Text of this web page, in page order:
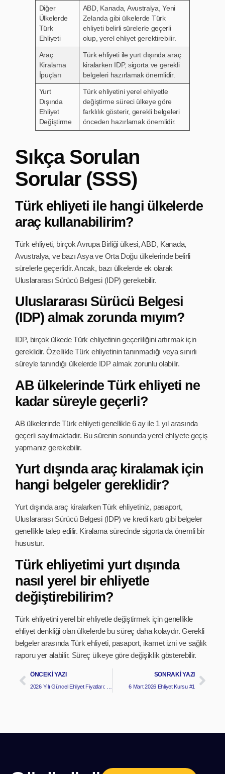
Diğer
Ülkelerde
Türk
Ehliyeti
ABD, Kanada, Avustralya, Yeni
Zelanda gibi ülkelerde Türk
ehliyeti belirli sürelerle geçerli
olup, yerel ehliyet gerektirebilir.
Araç
Kiralama
İpuçları
Türk ehliyeti ile yurt dışında araç
kiralarken IDP, sigorta ve gerekli
belgeleri hazırlamak önemlidir.
Yurt
Dışında
Ehliyet
Değiştirme
Türk ehliyetini yerel ehliyetle
değiştirme süreci ülkeye göre
farklılık gösterir, gerekli belgeleri
önceden hazırlamak önemlidir.
Sıkça Sorulan
Sorular (SSS)
Türk ehliyeti ile hangi ülkelerde
araç kullanabilirim?
Türk ehliyeti, birçok Avrupa Birliği ülkesi, ABD, Kanada,
Avustralya, ve bazı Asya ve Orta Doğu ülkelerinde belirli
sürelerle geçerlidir. Ancak, bazı ülkelerde ek olarak
Uluslararası Sürücü Belgesi (IDP) gerekebilir.
Uluslararası Sürücü Belgesi
(IDP) almak zorunda mıyım?
IDP, birçok ülkede Türk ehliyetinin geçerliliğini artırmak için
gereklidir. Özellikle Türk ehliyetinin tanınmadığı veya sınırlı
süreyle tanındığı ülkelerde IDP almak zorunlu olabilir.
AB ülkelerinde Türk ehliyeti ne
kadar süreyle geçerli?
AB ülkelerinde Türk ehliyeti genellikle 6 ay ile 1 yıl arasında
geçerli sayılmaktadır. Bu sürenin sonunda yerel ehliyete geçiş
yapmanız gerekebilir.
Yurt dışında araç kiralamak için
hangi belgeler gereklidir?
Yurt dışında araç kiralarken Türk ehliyetiniz, pasaport,
Uluslararası Sürücü Belgesi (IDP) ve kredi kartı gibi belgeler
genellikle talep edilir. Kiralama sürecinde sigorta da önemli bir
husustur.
Türk ehliyetimi yurt dışında
nasıl yerel bir ehliyetle
değiştirebilirim?
Türk ehliyetini yerel bir ehliyetle değiştirmek için genellikle
ehliyet denkliği olan ülkelerde bu süreç daha kolaydır. Gerekli
belgeler arasında Türk ehliyeti, pasaport, ikamet izni ve sağlık
raporu yer alabilir. Süreç ülkeye göre değişiklik gösterebilir.
ÖNCEKI YAZI SONRAKI YAZI
6 Mart 2026 Ehliyet Kursu #1